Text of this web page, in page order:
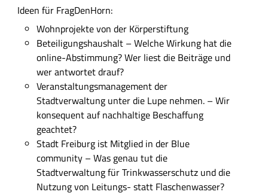
Ideen für FragDenHorn:
Wohnprojekte von der Körperstiftung
Beteiligungshaushalt – Welche Wirkung hat die
online-Abstimmung? Wer liest die Beiträge und
wer antwortet drauf?
Veranstaltungsmanagement der
Stadtverwaltung unter die Lupe nehmen. – Wir
konsequent auf nachhaltige Beschaffung
geachtet?
Stadt Freiburg ist Mitglied in der Blue
community – Was genau tut die
Stadtverwaltung für Trinkwasserschutz und die
Nutzung von Leitungs- statt Flaschenwasser?